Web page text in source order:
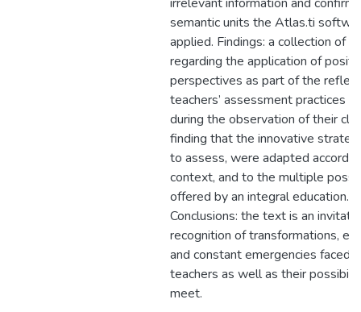
semantic units the Atlas.ti
applied. Findings: a collection of
regarding the application of
perspectives as part of the
teachers’ assessment practices
during the observation of their
finding that the innovative
to assess, were adapted
context, and to the multiple
offered by an integral education.
Conclusions: the text is an
recognition of transformations,
and constant emergencies faced
teachers as well as their
meet.